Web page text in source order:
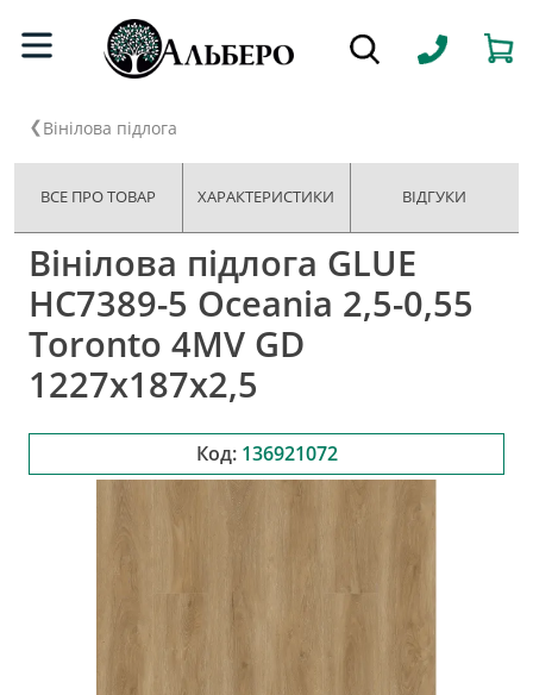
Вінілова підлога
ВСЕ ПРО ТОВАР ХАРАКТЕРИСТИКИ ВІДГУКИ
Вінілова підлога GLUE
HC7389-5 Oceania 2,5-0,55
Toronto 4MV GD
1227х187х2,5
Код: 136921072